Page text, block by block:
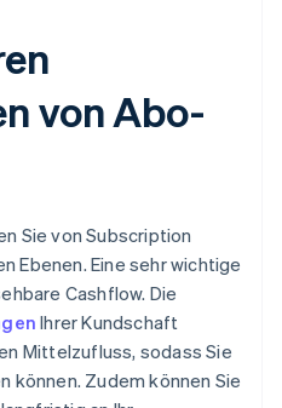
von Abo-
Sie von Subscription
Ebenen. Eine sehr wichtige
Cashflow. Die
Ihrer Kundschaft
Mittelzufluss, sodass Sie
können. Zudem können Sie